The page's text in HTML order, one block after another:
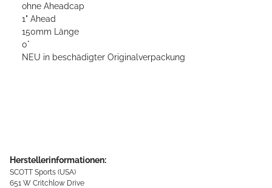
ohne Aheadcap
1" Ahead
150mm Länge
0°
NEU in beschädigter Originalverpackung
Herstellerinformationen:
SCOTT Sports (USA)
651 W Critchlow Drive